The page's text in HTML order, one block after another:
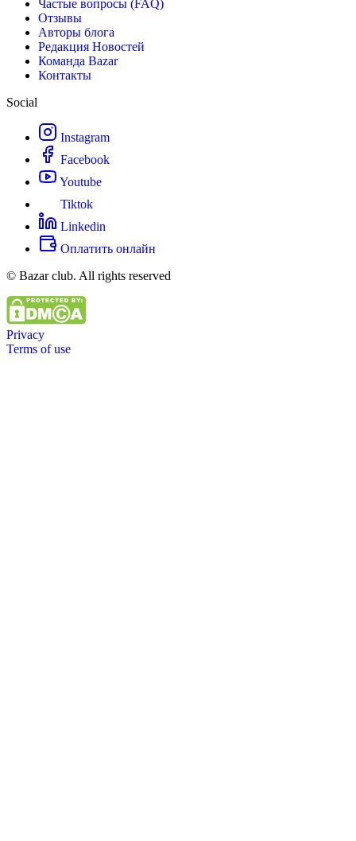
Частые вопросы (FAQ)
Отзывы
Авторы блога
Редакция Новостей
Команда Bazar
Контакты
Social
Instagram
Facebook
Youtube
Tiktok
Linkedin
Оплатить онлайн
© Bazar club. All rights reserved
Privacy
Terms of use